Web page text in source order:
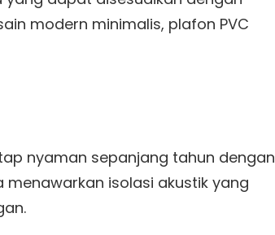
modern minimalis, plafon PVC
nyaman sepanjang tahun dengan
isolasi akustik yang